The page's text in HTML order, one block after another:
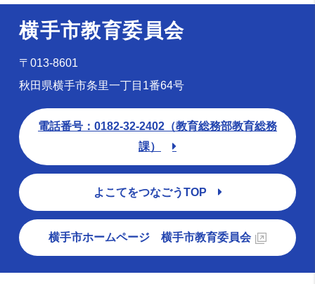
横手市教育委員会
〒013-8601
秋田県横手市条里一丁目1番64号
電話番号：0182-32-2402（教育総務部教育総務
課）
よこてをつなごうTOP
横手市ホームページ 横手市教育委員会